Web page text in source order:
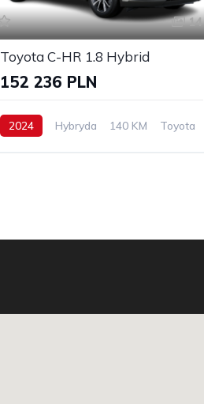
14
Toyota C-HR 1.8 Hybrid
152 236 PLN
2024 Hybryda 140 KM Toyota